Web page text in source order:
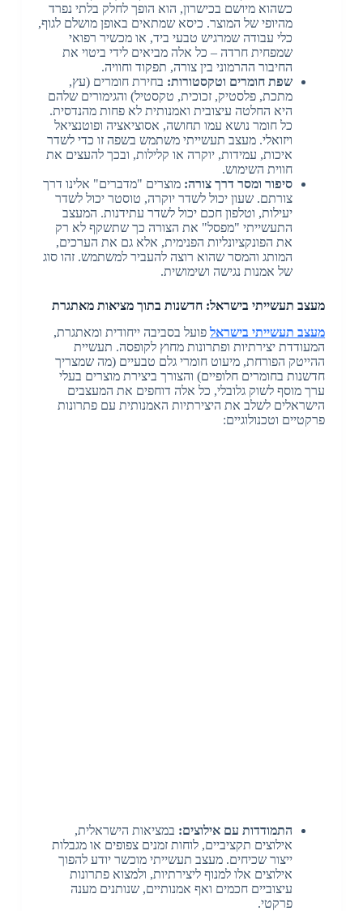
כשהוא מיושם בכישרון, הוא הופך לחלק בלתי נפרד
מהיופי של המוצר. כיסא שמתאים באופן מושלם לגוף,
כלי עבודה שמרגיש טבעי ביד, או מכשיר רפואי
שמפחית חרדה – כל אלה מביאים לידי ביטוי את
החיבור ההרמוני בין צורה, תפקוד וחוויה.
שפת חומרים וטקסטורות: בחירת חומרים (עץ,
מתכת, פלסטיק, זכוכית, טקסטיל) והגימורים שלהם
היא החלטה עיצובית ואמנותית לא פחות מהנדסית.
כל חומר נושא עמו תחושה, אסוציאציה ופוטנציאל
ויזואלי. מעצב תעשייתי משתמש בשפה זו כדי לשדר
איכות, עמידות, יוקרה או קלילות, ובכך להעצים את
חווית השימוש.
סיפור ומסר דרך צורה: מוצרים "מדברים" אלינו דרך
צורתם. שעון יכול לשדר יוקרה, טוסטר יכול לשדר
יעילות, וטלפון חכם יכול לשדר עתידנות. המעצב
התעשייתי "מפסל" את הצורה כך שתשקף לא רק
את הפונקציונליות הפנימית, אלא גם את הערכים,
המותג והמסר שהוא רוצה להעביר למשתמש. זהו סוג
של אמנות נגישה ושימושית.
מעצב תעשייתי בישראל: חדשנות בתוך מציאות מאתגרת
מעצב תעשייתי בישראלפועל בסביבה ייחודית ומאתגרת,
המעודדת יצירתיות ופתרונות מחוץ לקופסה. תעשיית
ההייטק הפורחת, מיעוט חומרי גלם טבעיים (מה שמצריך
חדשנות בחומרים חלופיים) והצורך ביצירת מוצרים בעלי
ערך מוסף לשוק גלובלי, כל אלה דוחפים את המעצבים
הישראלים לשלב את היצירתיות האמנותית עם פתרונות
פרקטיים וטכנולוגיים:
התמודדות עם אילוצים: במציאות הישראלית,
אילוצים תקציביים, לוחות זמנים צפופים או מגבלות
ייצור שכיחים. מעצב תעשייתי מוכשר יודע להפוך
אילוצים אלו למנוף ליצירתיות, ולמצוא פתרונות
עיצוביים חכמים ואף אמנותיים, שנותנים מענה
פרקטי.